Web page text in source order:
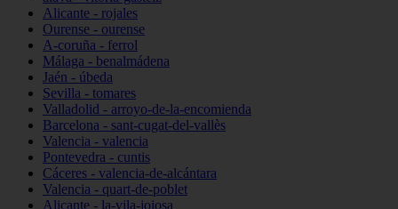
Alicante - rojales
Ourense - ourense
A-coruña - ferrol
Málaga - benalmádena
Jaén - úbeda
Sevilla - tomares
Valladolid - arroyo-de-la-encomienda
Barcelona - sant-cugat-del-vallès
Valencia - valencia
Pontevedra - cuntis
Cáceres - valencia-de-alcántara
Valencia - quart-de-poblet
Alicante - la-vila-joiosa